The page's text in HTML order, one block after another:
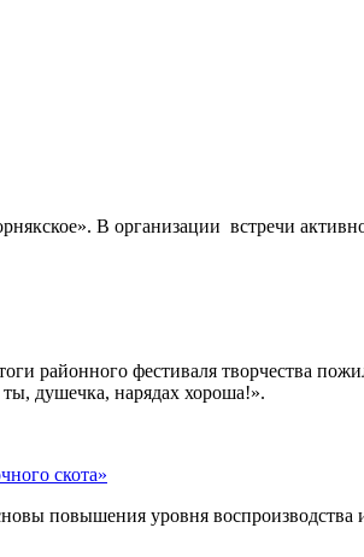
В организации встречи
районного фестиваля творчества
душечка, нарядах хороша!».
скота»
повышения уровня воспроизводства